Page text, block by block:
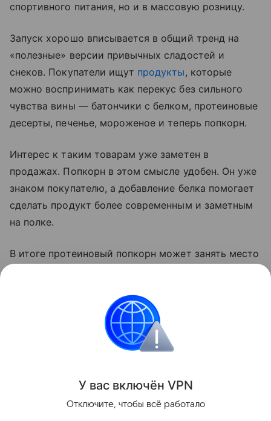
спортивного питания, но и в массовую розницу.
Запуск хорошо вписывается в общий тренд на
«полезные» версии привычных сладостей и
снеков. Покупатели ищут продукты, которые
можно воспринимать как перекус без сильного
чувства вины — батончики с белком, протеиновые
десерты, печенье, мороженое и теперь попкорн.
Интерес к таким товарам уже заметен в
продажах. Попкорн в этом смысле удобен. Он уже
знаком покупателю, а добавление белка помогает
сделать продукт более современным и заметным
на полке.
В итоге протеиновый попкорн может занять место
тренировки, но и для работы, дороги, просмотра
фильма или быстрогоперекуса
У вас включён VPN
Отключите, чтобы всё работало